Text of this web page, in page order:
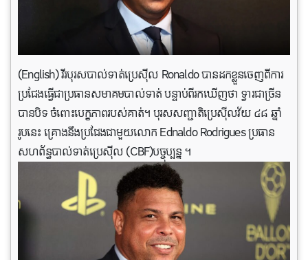
(English) វីរបុរសបាល់ទាត់ប្រេស៊ីល Ronaldo បានដកខ្លួនចេញពីការ
ប្រជែងធ្វើជាប្រធានសមាគមបាល់ទាត់ បន្ទាប់ពីរកឃើញថា ទ្វារជាច្រីន
បានបិទ ចំពោះបេក្ខភាពរបស់គាត់។ បុរសសញ្ជាតិប្រេស៊ីលវ័យ ៤៨ ឆ្នាំ
រូបនេះ គ្រោងនឹងប្រជែងជាមួយលោក Ednaldo Rodrigues ប្រធាន
សហព័ន្ធបាល់ទាត់ប្រេស៊ីល (CBF)បច្ចុប្បន្ន ។